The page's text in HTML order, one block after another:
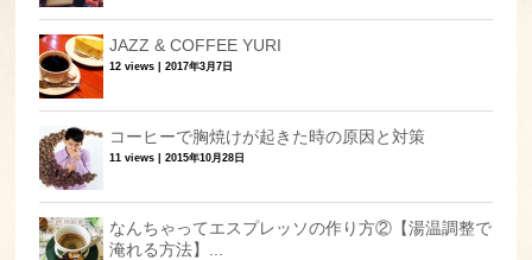
JAZZ & COFFEE YURI
12 views |2017年3月7日
コーヒーで胸焼けが起きた時の原因と対策
11 views |2015年10月28日
なんちゃってエスプレッソの作り方②【湯温調整で
淹れる方法】...